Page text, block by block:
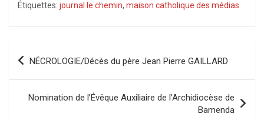
Étiquettes: journal le chemin, maison catholique des médias
Navigation
NÉCROLOGIE/Décès du père Jean Pierre GAILLARD
Nomination de l’Évêque Auxiliaire de l’Archidiocèse de
Bamenda